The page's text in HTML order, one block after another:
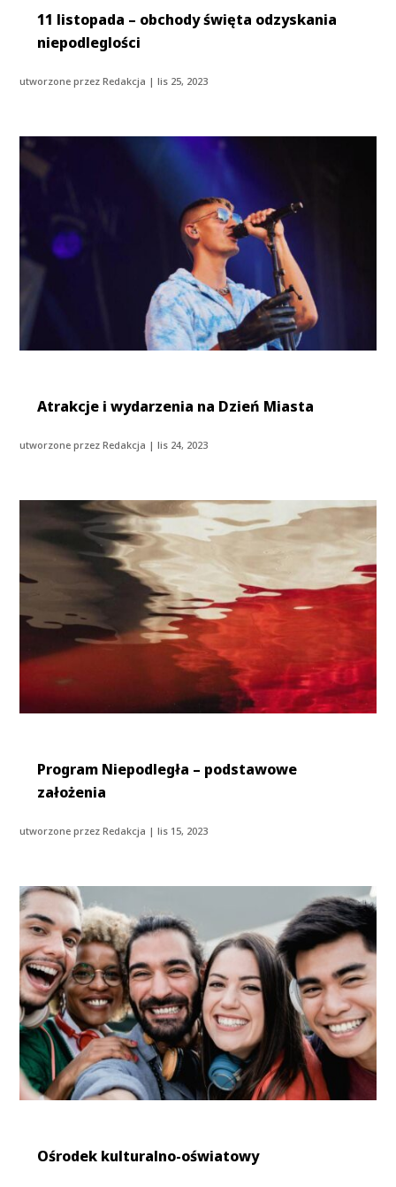
11 listopada – obchody święta odzyskania
niepodleglości
utworzone przezRedakcja |lis 25, 2023
Atrakcje i wydarzenia na Dzień Miasta
utworzone przezRedakcja |lis 24, 2023
Program Niepodległa – podstawowe
założenia
utworzone przezRedakcja |lis 15, 2023
Ośrodek kulturalno-oświatowy